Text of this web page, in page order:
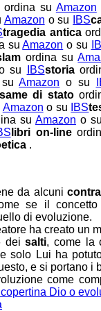
ordina su Amazon
Amazon o su IBS
tragedia antica
suAmazon o su
ordina su
su IBSstoria
suAmazon o su
di stato
Amazon o su IBS
suAmazon o su
libri on-line
.
da alcuni
se il
di evoluzione.
ha creato un
deisalti, come la
solo Lui ha
e si portano i
come
Dio o